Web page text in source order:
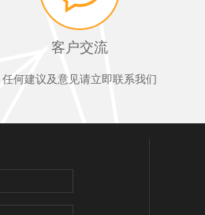
客户交流
任何建议及意见请立即联系我们